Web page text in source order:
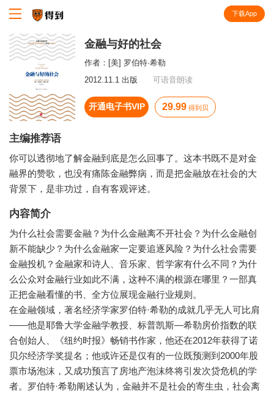
下载App
金融与好的社会
作者： [美] 罗伯特·希勒
2012.11.1 出版
可语音朗读
开通电子书VIP 29.99 得到贝
主编推荐语
你可以透彻地了解金融到底是怎么回事了。这本书既不是对金
融界的赞歌，也没有痛陈金融弊病，而是把金融放在社会的大
背景下，是非功过，自有客观评述。
内容简介
为什么社会需要金融？为什么金融离不开社会？为什么金融创
新不能缺少？为什么金融家一定要追逐风险？为什么社会需要
金融投机？金融家和诗人、音乐家、哲学家有什么不同？为什
么公众对金融行业如此不满，这种不满的根源在哪里？一部真
正把金融看懂的书、全方位展现金融行业规则。
在金融领域，著名经济学家罗伯特·希勒的成就几乎无人可比肩
——他是耶鲁大学金融学教授、标普凯斯—希勒房价指数的联
合创始人、《纽约时报》畅销书作家，他还在2012年获得了诺
贝尔经济学奖提名；他或许还是仅有的一位既预测到2000年股
票市场泡沫，又成功预言了房地产泡沫终将引发次贷危机的学
者。罗伯特·希勒阐述认为，金融并不是社会的寄生虫，社会离